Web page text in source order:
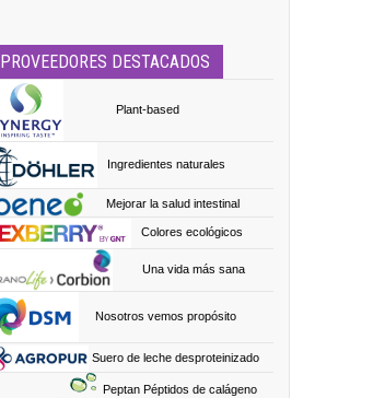
PROVEEDORES DESTACADOS
Plant-based
Ingredientes naturales
Mejorar la salud intestinal
Colores ecológicos
Una vida más sana
Nosotros vemos propósito
Suero de leche desproteinizado
Peptan Péptidos de calágeno